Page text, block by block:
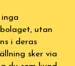
utan
i deras
sker via